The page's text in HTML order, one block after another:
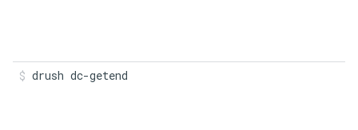
drush dc-getend